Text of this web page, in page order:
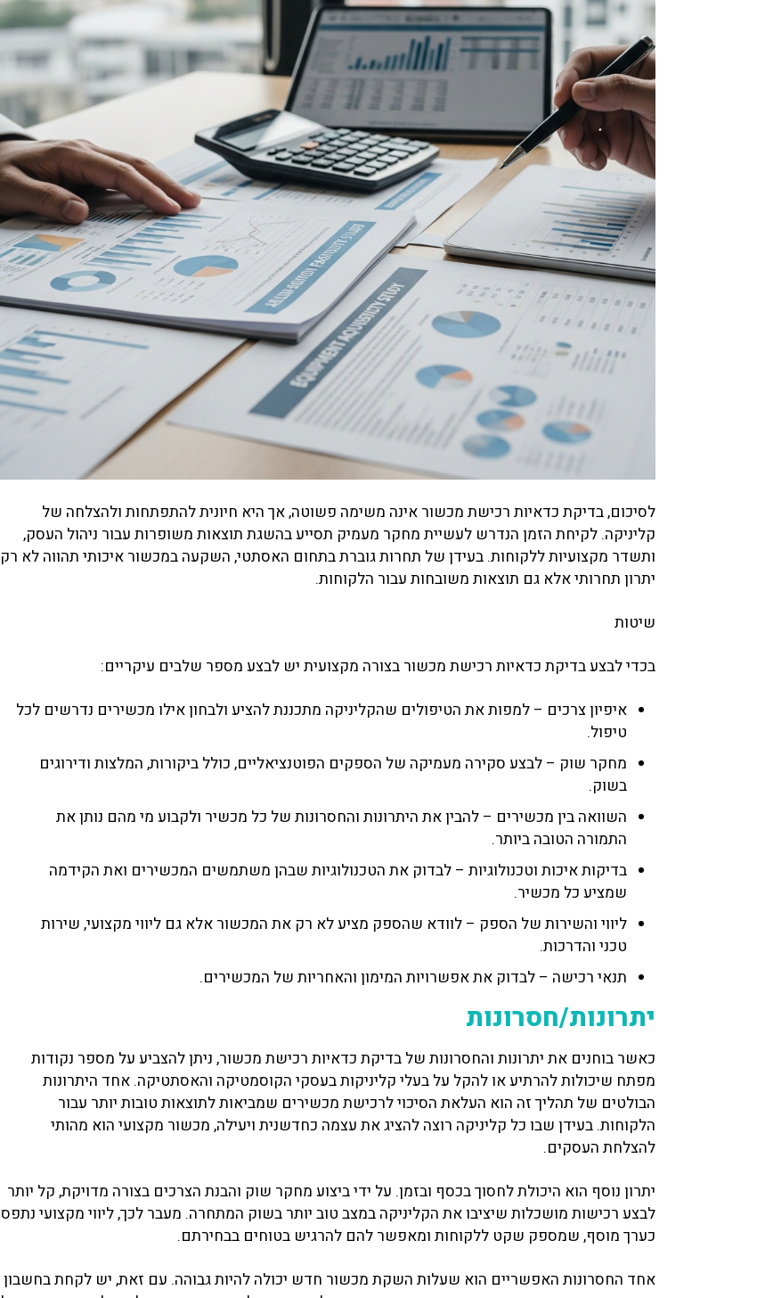
לסיכום, בדיקת כדאיות רכישת מכשור אינה משימה פשוטה, אך היא חיונית להתפתחות ולהצלחה של
קליניקה. לקיחת הזמן הנדרש לעשיית מחקר מעמיק תסייע בהשגת תוצאות משופרות עבור ניהול העסק,
ותשדר מקצועיות ללקוחות. בעידן של תחרות גוברת בתחום האסתטי, השקעה במכשור איכותי תהווה לא רק
יתרון תחרותי אלא גם תוצאות משובחות עבור הלקוחות.
שיטות
בכדי לבצע בדיקת כדאיות רכישת מכשור בצורה מקצועית יש לבצע מספר שלבים עיקריים:
איפיון צרכים – למפות את הטיפולים שהקליניקה מתכננת להציע ולבחון אילו מכשירים נדרשים לכל
טיפול.
מחקר שוק – לבצע סקירה מעמיקה של הספקים הפוטנציאליים, כולל ביקורות, המלצות ודירוגים
בשוק.
השוואה בין מכשירים – להבין את היתרונות והחסרונות של כל מכשיר ולקבוע מי מהם נותן את
התמורה הטובה ביותר.
בדיקות איכות וטכנולוגיות – לבדוק את הטכנולוגיות שבהן משתמשים המכשירים ואת הקידמה
שמציע כל מכשיר.
ליווי והשירות של הספק – לוודא שהספק מציע לא רק את המכשור אלא גם ליווי מקצועי, שירות
טכני והדרכות.
תנאי רכישה – לבדוק את אפשרויות המימון והאחריות של המכשירים.
יתרונות/חסרונות
כאשר בוחנים את יתרונות והחסרונות של בדיקת כדאיות רכישת מכשור, ניתן להצביע על מספר נקודות
מפתח שיכולות להרתיע או להקל על בעלי קליניקות בעסקי הקוסמטיקה והאסתטיקה. אחד היתרונות
הבולטים של תהליך זה הוא העלאת הסיכוי לרכישת מכשירים שמביאות לתוצאות טובות יותר עבור
הלקוחות. בעידן שבו כל קליניקה רוצה להציג את עצמה כחדשנית ויעילה, מכשור מקצועי הוא מהותי
להצלחת העסקים.
יתרון נוסף הוא היכולת לחסוך בכסף ובזמן. על ידי ביצוע מחקר שוק והבנת הצרכים בצורה מדויקת, קל יותר
לבצע רכישות מושכלות שיציבו את הקליניקה במצב טוב יותר בשוק המתחרה. מעבר לכך, ליווי מקצועי נתפס
כערך מוסף, שמספק שקט ללקוחות ומאפשר להם להרגיש בטוחים בבחירתם.
אחד החסרונות האפשריים הוא שעלות השקת מכשור חדש יכולה להיות גבוהה. עם זאת, יש לקחת בחשבון